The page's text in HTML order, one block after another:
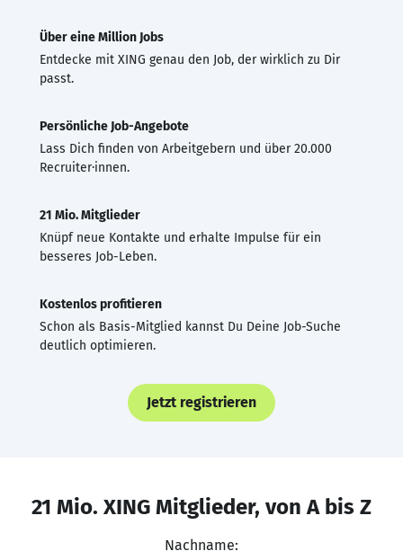
Über eine Million Jobs
Entdecke mit XING genau den Job, der wirklich zu Dir
passt.
Persönliche Job-Angebote
Lass Dich finden von Arbeitgebern und über 20.000
Recruiter·innen.
21 Mio. Mitglieder
Knüpf neue Kontakte und erhalte Impulse für ein
besseres Job-Leben.
Kostenlos profitieren
Schon als Basis-Mitglied kannst Du Deine Job-Suche
deutlich optimieren.
Jetzt registrieren
21 Mio. XING Mitglieder, von A bis Z
Nachname: